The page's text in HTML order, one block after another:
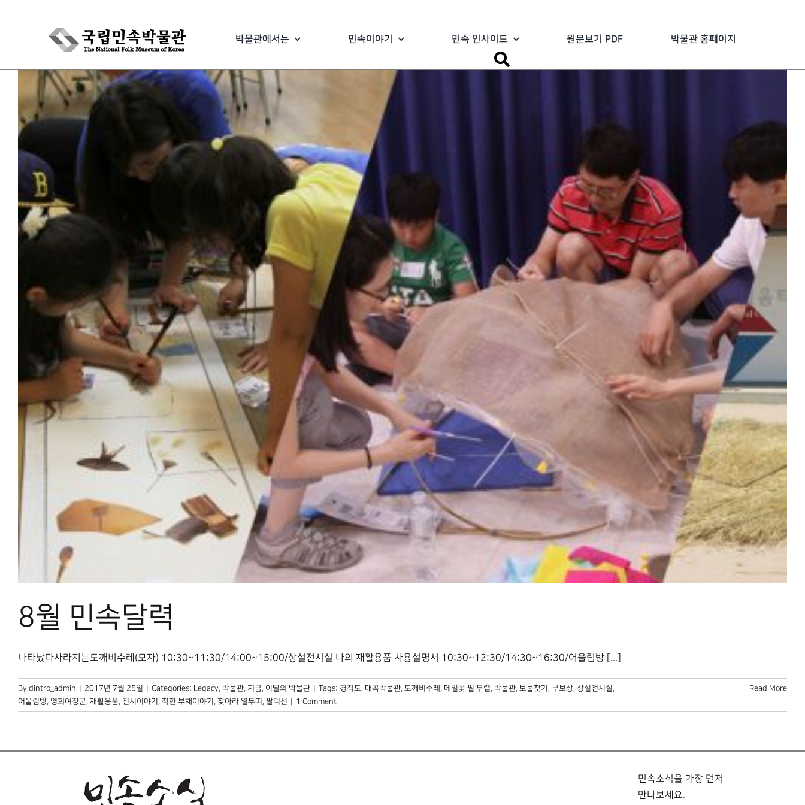
Skip
박물관에서는 민속이야기 민속 인사이드 원문보기 PDF 박물관 홈페이지
8월 민속달력
나타났다사라지는도깨비수레(모자) 10:30~11:30/14:00~15:00/상설전시실 나의 재활용품 사용설명서 10:30~12:30/14:30~16:30/어울림방 [...]
By dintro_admin 2017년 7월 25일 Categories: Legacy, 박물관, 지금, 이달의 박물관 Tags: 경직도, 대곡박물관, 도깨비수레 , 메밀꽃 필 무렵, 박물관, 보물찾기 , 부보상, 상설전시실,
어울림방, 영희여장군, 재활용품, 전시이야기 , 착한 부채이야기 , 찾아라 열두띠 , 팔덕선 1 Comment
Read More
민속소식을 가장 먼저
만나보세요.